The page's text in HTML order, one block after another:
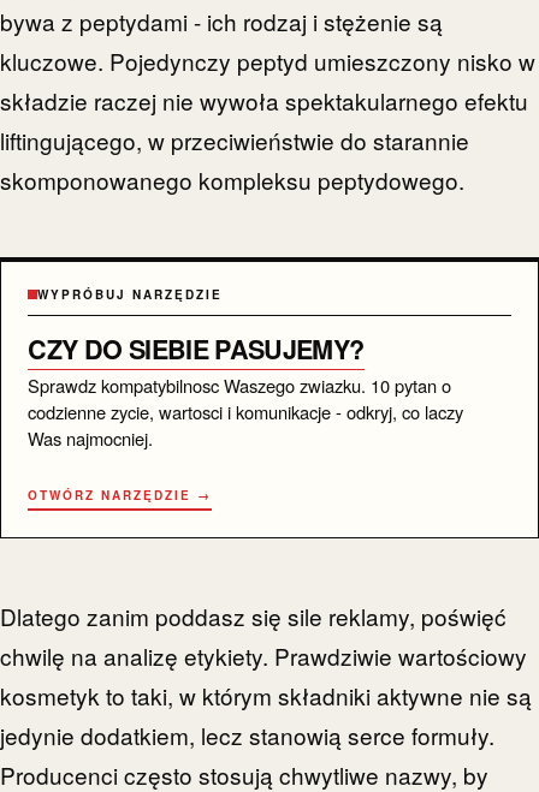
bywa z peptydami - ich rodzaj i stężenie są
kluczowe. Pojedynczy peptyd umieszczony nisko w
składzie raczej nie wywoła spektakularnego efektu
liftingującego, w przeciwieństwie do starannie
skomponowanego kompleksu peptydowego.
WYPRÓBUJ NARZĘDZIE
CZY DO SIEBIE PASUJEMY?
Sprawdz kompatybilnosc Waszego zwiazku. 10 pytan o
codzienne zycie, wartosci i komunikacje - odkryj, co laczy
Was najmocniej.
OTWÓRZ NARZĘDZIE →
Dlatego zanim poddasz się sile reklamy, poświęć
chwilę na analizę etykiety. Prawdziwie wartościowy
kosmetyk to taki, w którym składniki aktywne nie są
jedynie dodatkiem, lecz stanowią serce formuły.
Producenci często stosują chwytliwe nazwy, by